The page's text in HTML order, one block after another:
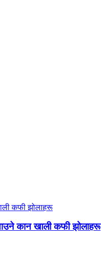
कान खाली कफी झोलाहरू